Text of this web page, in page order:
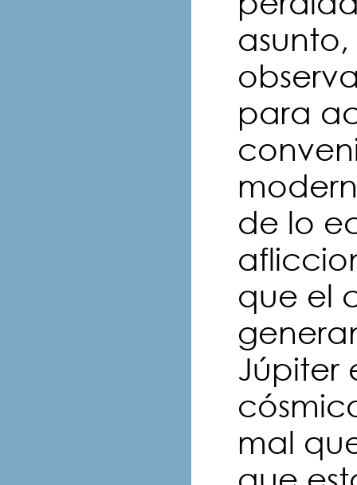
para
de lo
que el
Júpiter
mal